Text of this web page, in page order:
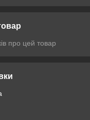
про цей товар